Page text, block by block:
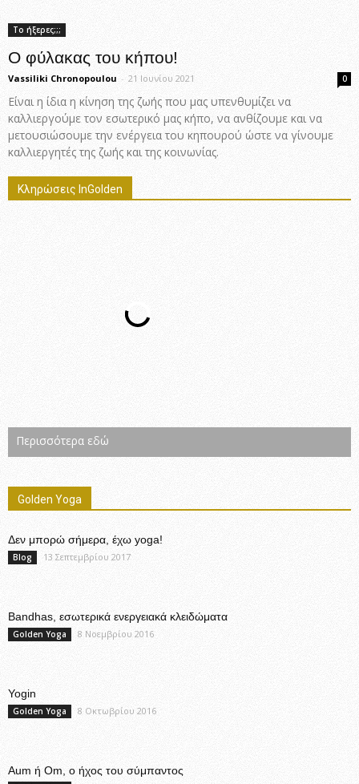
Το ήξερες;;;
Ο φύλακας του κήπου!
Vassiliki Chronopoulou - 21 Ιουνίου 2021 0
Είναι η ίδια η κίνηση της ζωής που μας υπενθυμίζει να
καλλιεργούμε τον εσωτερικό μας κήπο, να ανθίζουμε και να
μετουσιώσουμε την ενέργεια του κηπουρού ώστε να γίνουμε
καλλιεργητές της ζωής και της κοινωνίας.
Κληρώσεις InGolden
Περισσότερα εδώ
Golden Yoga
Δεν μπορώ σήμερα, έχω yoga!
Blog 13 Σεπτεμβρίου 2017
Bandhas, εσωτερικά ενεργειακά κλειδώματα
Golden Yoga 8 Νοεμβρίου 2016
Yogin
Golden Yoga 8 Οκτωβρίου 2016
Aum ή Om, ο ήχος του σύμπαντος